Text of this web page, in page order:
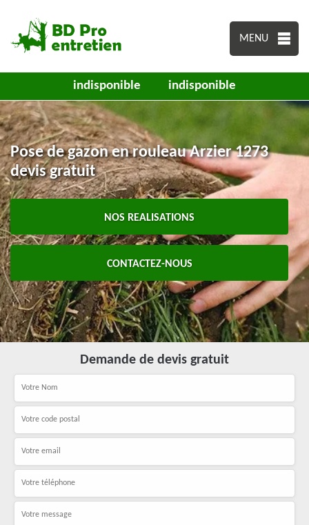
MENU
indisponible indisponible
Pose de gazon en rouleau Arzier 1273
devis gratuit
NOS REALISATIONS
CONTACTEZ-NOUS
Demande de devis gratuit